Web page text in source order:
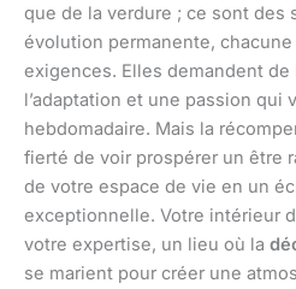
que de la verdure ; ce sont des
évolution permanente,
exigences. Elles demandent de
l’adaptation et une passion qui
hebdomadaire. Mais la
fierté de voir prospérer un être
de votre espace de vie en un
exceptionnelle. Votre intérieur
votre expertise, un lieu où la
se marient pour créer une